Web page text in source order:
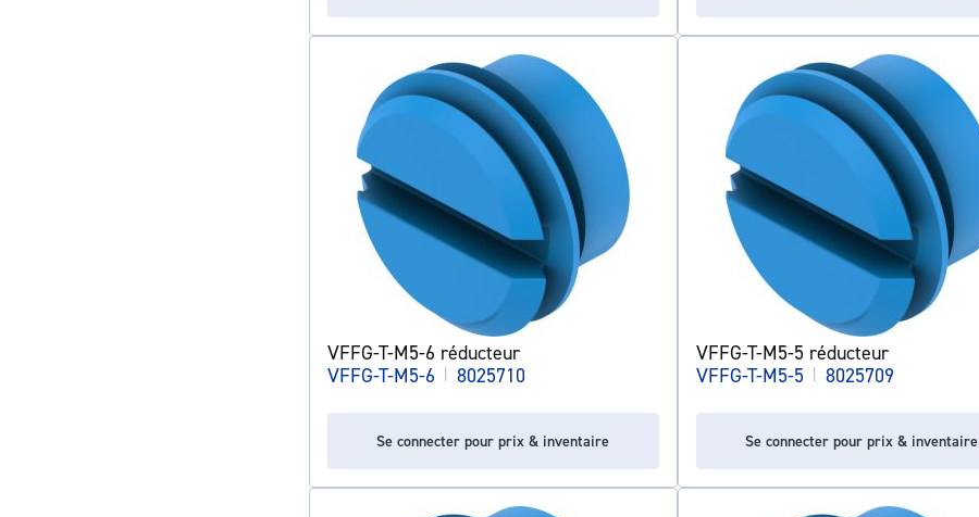
VFFG-T-M5-6 réducteur
VFFG-T-M5-6 | 8025710
Se connecter pour prix & inventaire
VFFG-T-M5-5 réducteur
VFFG-T-M5-5 | 8025709
Se connecter pour prix & inventaire